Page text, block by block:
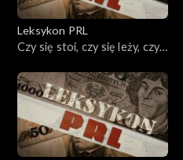
Leksykon PRL
Czy się stoi, czy się leży, czyli